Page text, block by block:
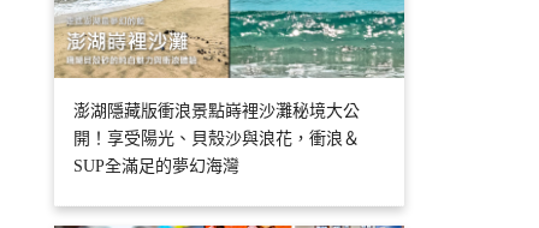
澎湖隱藏版衝浪景點嵵裡沙灘秘境大公
開！享受陽光、貝殼沙與浪花，衝浪＆
SUP全滿足的夢幻海灣